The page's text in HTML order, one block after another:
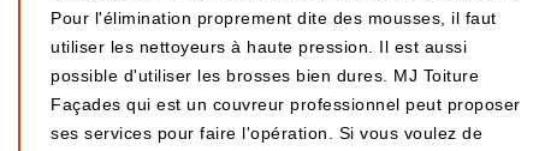
Pour l'élimination proprement dite des mousses, il faut
utiliser les nettoyeurs à haute pression. Il est aussi
possible d'utiliser les brosses bien dures. MJ Toiture
Façades qui est un couvreur professionnel peut proposer
ses services pour faire l'opération. Si vous voulez de